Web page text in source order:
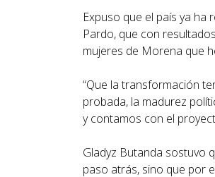
Expuso que el país ya
Pardo, que con
mujeres de Morena que
“Que la transformación
probada, la madurez
y contamos con el
Gladyz Butanda sostuvo
paso atrás, sino que por